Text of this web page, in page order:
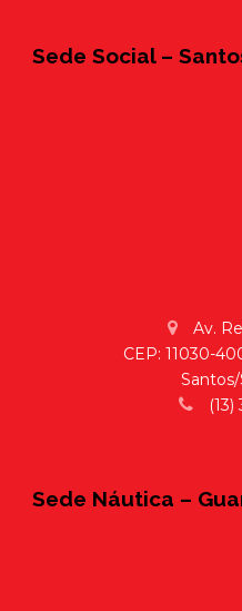
Sede Social –
Av.
CEP: 11030-
Santos/
Sede Náutica –